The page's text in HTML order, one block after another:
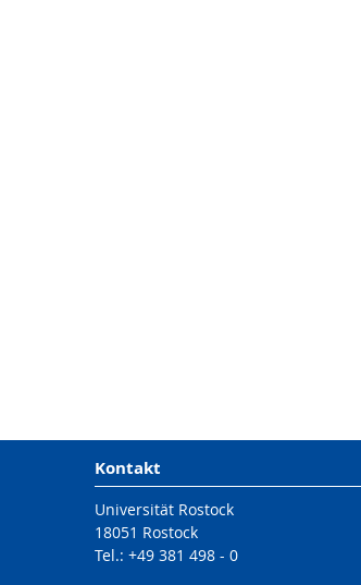
Kontakt
Universität Rostock
18051 Rostock
Tel.: +49 381 498 - 0